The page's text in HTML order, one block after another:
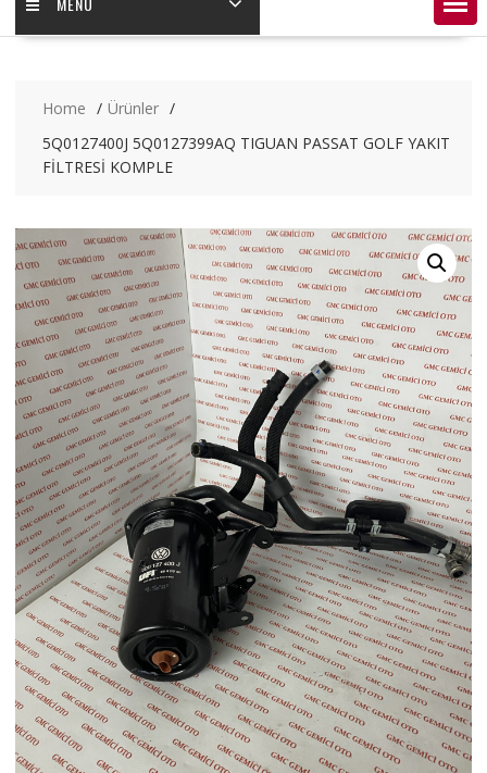
Home
Ürünler
5Q0127400J 5Q0127399AQ TIGUAN PASSAT GOLF YAKIT
FİLTRESİ KOMPLE